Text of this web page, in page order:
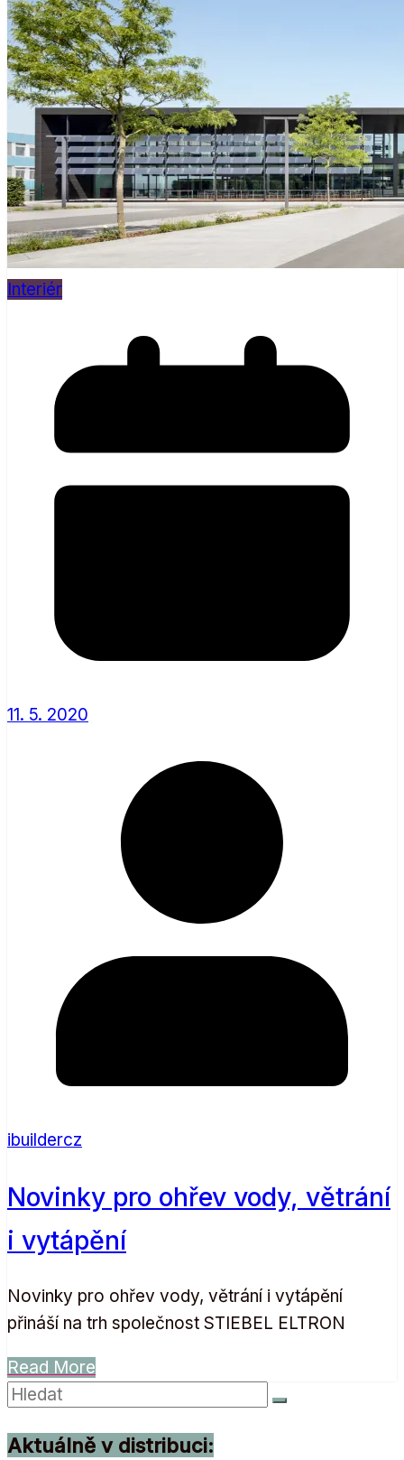
Interiér
11. 5. 2020
ibuildercz
Novinky pro ohřev vody, větrání
i vytápění
Novinky pro ohřev vody, větrání i vytápění
přináší na trh společnost STIEBEL ELTRON
Read More
Aktuálně v distribuci: